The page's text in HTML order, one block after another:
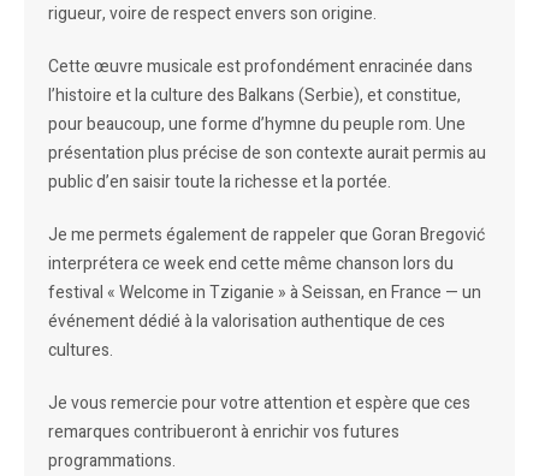
rigueur, voire de respect envers son origine.
Cette œuvre musicale est profondément enracinée dans
l’histoire et la culture des Balkans (Serbie), et constitue,
pour beaucoup, une forme d’hymne du peuple rom. Une
présentation plus précise de son contexte aurait permis au
public d’en saisir toute la richesse et la portée.
Je me permets également de rappeler que Goran Bregović
interprétera ce week end cette même chanson lors du
festival « Welcome in Tziganie » à Seissan, en France — un
événement dédié à la valorisation authentique de ces
cultures.
Je vous remercie pour votre attention et espère que ces
remarques contribueront à enrichir vos futures
programmations.